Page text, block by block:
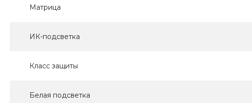
Матрица
ИК-подсветка
Класс защиты
Белая подсветка